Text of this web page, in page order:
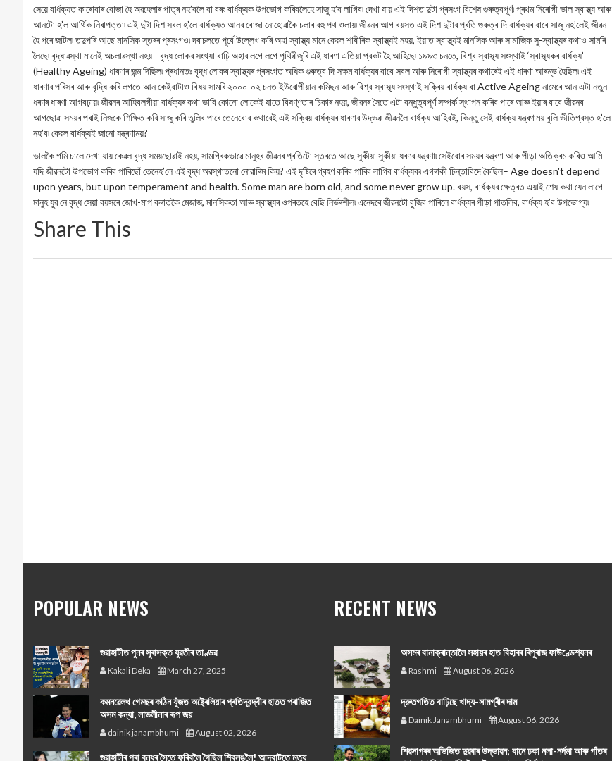
সেয়ে বাৰ্ধক্যত কাৰোবাৰ বোজা হৈ অৱহেলাৰ পাত্ৰ নহ’বলৈ বা বৰং বাৰ্ধক্যক উপভোগ কৰিবলৈহে সাজু হ’ব লাগিব৷ দেখা যায় এই দিশত দুটা প্ৰসংগ বিশেষ গুৰুত্বপূৰ্ণ৷ প্ৰথম নিৰোগী ভাল স্বাস্থ্য আৰু
আনটো হ’ল আৰ্থিক নিৰাপত্তা৷ এই দুটা দিশ সবল হ’লে বাৰ্ধক্যত আনৰ বোজা নোহোৱাকৈ চলাৰ বহু পথ ওলায়৷ জীৱনৰ আগ বয়সত এই দিশ দুটাৰ প্ৰতি গুৰুত্ব দি বাৰ্ধক্যৰ বাবে সাজু নহ’লেই জীৱন
হৈ পৰে জটিল৷ তদুপৰি আছে মানসিক স্তৰৰ প্ৰসংগও৷ দৰাচলতে পূৰ্বে উল্লেখ কৰি অহা স্বাস্থ্য মানে কেৱল শাৰীৰিক স্বাস্থ্যই নহয়, ইয়াত স্বাস্থ্যই মানসিক আৰু সামাজিক সু-স্বাস্থ্যৰ কথাও সামৰি
লৈছে৷ বৃদ্ধাৱস্থা মানেই অচলাৱস্থা নহয়– বৃদ্ধ লোকৰ সংখ্যা বাঢ়ি অহাৰ লগে লগে পৃথিৱীজুৰি এই ধাৰণা এতিয়া প্ৰকট হৈ আহিছে৷ ১৯৯৩ চনতে, বিশ্ব স্বাস্থ্য সংস্থাই ‘স্বাস্থ্যকৰ বাৰ্ধক্য’
(Healthy Ageing) ধাৰণাৰ জন্ম দিছিল৷ প্ৰধানতঃ বৃদ্ধ লোকৰ স্বাস্থ্যৰ প্ৰসংগত অধিক গুৰুত্ব দি সক্ষম বাৰ্ধক্যৰ বাবে সবল আৰু নিৰোগী স্বাস্থ্যৰ কথাৰেই এই ধাৰণা আৰম্ভ হৈছিল৷ এই
ধাৰণাৰ পৰিসৰ আৰু বৃদ্ধি কৰি লগতে আন কেইবাটাও বিষয় সামৰি ২০০০-০২ চনত ইউৰোপীয়ান কমিছন আৰু বিশ্ব স্বাস্থ্য সংস্থাই সক্ৰিয় বাৰ্ধক্য বা Active Ageing নামেৰে আন এটা নতুন
ধৰণৰ ধাৰণা আগবঢ়ায়৷ জীৱনৰ আহিবলগীয়া বাৰ্ধক্যৰ কথা ভাবি কোনো লোকেই যাতে বিষণ্ণতাৰ চিকাৰ নহয়, জীৱনৰ সৈতে এটা বন্ধুত্বপূৰ্ণ সম্পৰ্ক স্থাপন কৰিব পাৰে আৰু ইয়াৰ বাবে জীৱনৰ
আগছোৱা সময়ৰ পৰাই নিজকে শিক্ষিত কৰি সাজু কৰি তুলিব পাৰে তেনেবোৰ কথাৰেই এই সক্ৰিয় বাৰ্ধক্যৰ ধাৰণাৰ উদ্ভৱ৷ জীৱনলৈ বাৰ্ধক্য আহিবই, কিন্তু সেই বাৰ্ধক্য যন্ত্ৰণাময় বুলি ভীতিগ্ৰস্ত হ’লে
নহ’ব৷ কেৱল বাৰ্ধক্যই জানো যন্ত্ৰণাময়?
ভালকৈ গমি চালে দেখা যায় কেৱল বৃদ্ধ সময়ছোৱাই নহয়, সামগ্ৰিকভাৱে মানুহৰ জীৱনৰ প্ৰতিটো স্তৰতে আছে সুকীয়া সুকীয়া ধৰণৰ যন্ত্ৰণা৷ সেইবোৰ সময়ৰ যন্ত্ৰণা আৰু পীড়া অতিক্ৰম কৰিও আমি
যদি জীৱনটো উপভোগ কৰিব পাৰিছোঁ তেনেহ’লে এই বৃদ্ধ অৱস্থাতনো নোৱাৰিম কিয়? এই দৃষ্টিৰে গ্ৰহণ কৰিব পাৰিব লাগিব বাৰ্ধক্যক৷ এগৰাকী চিন্তাবিদে কৈছিল– Age doesn't depend
upon years, but upon temperament and health. Some man are born old, and some never grow up. বয়স, বাৰ্ধক্যৰ ক্ষেত্ৰত এয়াই শেষ কথা যেন লাগে–
মানুহ যুৱ নে বৃদ্ধ সেয়া বয়সৰে জোখ-মাপ কৰাতকৈ মেজাজ, মানসিকতা আৰু স্বাস্থ্যৰ ওপৰতহে বেছি নিৰ্ভৰশীল৷ এনেদৰে জীৱনটো বুজিব পাৰিলে বাৰ্ধক্যৰ পীড়া পাতলিব, বাৰ্ধক্য হ’ব উপভোগ্য৷
Share This
POPULAR NEWS
গুৱাহাটীত পুনৰ সুৰাসক্ত যুৱতীৰ তাণ্ডৱ
Kakali Deka March 27, 2025
কমনৱেলথ গেমছৰ কঠিন যুঁজত অষ্ট্ৰেলিয়াৰ প্ৰতিদ্বন্দ্বীৰ হাতত পৰাজিত
অসম কন্যা, লাভলীনাৰ ৰূপ জয়
dainik janambhumi August 02, 2026
গুৱাহাটীৰ পৰা বন্ধুৰ সৈতে ফুৰিবলৈ গৈছিল শ্বিলঙলৈ! আদবাটতে মৃত্যু
RECENT NEWS
অসমৰ বানাক্ৰান্তালৈ সহায়ৰ হাত বিহাৰৰ ৰিপুৰাজ ফাউণ্ডেশ্যনৰ
Rashmi August 06, 2026
দ্রুতগতিত বাঢ়িছে খাদ্য-সামগ্ৰীৰ দাম
Dainik Janambhumi August 06, 2026
শিৱসাগৰৰ অভিজিত দুৱৰাৰ উদ্ভাৱন; বানে ঢকা নলা-নৰ্দমা আৰু গাঁতৰ